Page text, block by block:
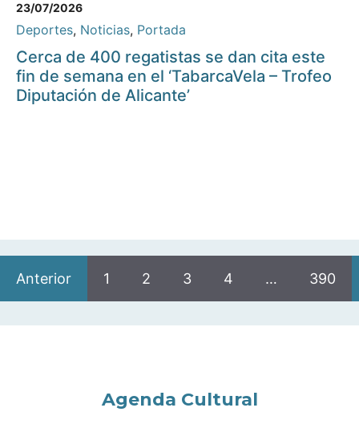
23/07/2026
Deportes, Noticias, Portada
Cerca de 400 regatistas se dan cita este
fin de semana en el ‘TabarcaVela – Trofeo
Diputación de Alicante’
Anterior 1 2 3 4 … 390
Agenda Cultural